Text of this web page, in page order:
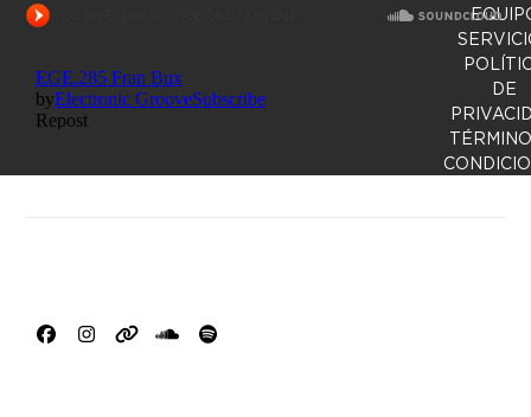
Facebook
Instagram
WebsiteSoundCloud
Spotify
DE